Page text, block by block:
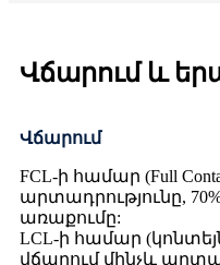
Վճարում և
Վճարում
FCL-ի համար (Full
արտադրությունը,
առաքումը:
LCL-ի համար
վճարում մինչև